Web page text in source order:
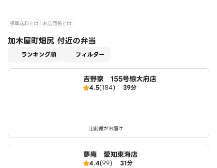
標準送料とは お店価格とは
加木屋町畑尻 付近の弁当
ランキング順 フィルター
吉野家 155号線大府店
4.5(184) 39分
出前館がお届け
夢庵 愛知東海店
4.4(99) 31分